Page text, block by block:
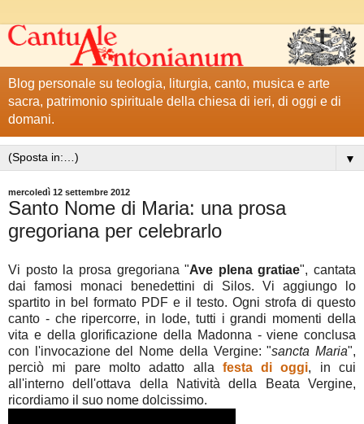
Blog personale su teologia, liturgia, canto, musica e arte
sacra, patrimonio spirituale della chiesa di ieri, di oggi e di
domani.
▼
mercoledì 12 settembre 2012
Santo Nome di Maria: una prosa
gregoriana per celebrarlo
Vi posto la prosa gregoriana "Ave plena gratiae", cantata
dai famosi monaci benedettini di Silos. Vi aggiungo lo
spartito in bel formato PDF e il testo. Ogni strofa di questo
canto - che ripercorre, in lode, tutti i grandi momenti della
vita e della glorificazione della Madonna - viene conclusa
con l'invocazione del Nome della Vergine: "sancta Maria",
perciò mi pare molto adatto alla festa di oggi, in cui
all'interno dell'ottava della Natività della Beata Vergine,
ricordiamo il suo nome dolcissimo.